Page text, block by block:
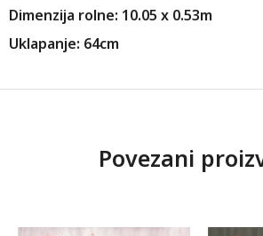
Dimenzija rolne: 10.05 x 0.53m
Uklapanje: 64cm
Povezani